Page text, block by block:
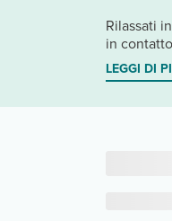
Rilassati
in
LEGGI DI